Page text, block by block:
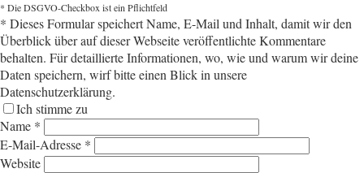
* Die DSGVO-Checkbox ist ein Pflichtfeld
* Dieses Formular speichert Name, E-Mail und Inhalt, damit wir den
Überblick über auf dieser Webseite veröffentlichte Kommentare
behalten. Für detaillierte Informationen, wo, wie und warum wir deine
Daten speichern, wirf bitte einen Blick in unsere
Datenschutzerklärung.
Ich stimme zu
Name *
E-Mail-Adresse *
Website